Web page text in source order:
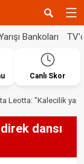
Bankoları
Canlı Skor
Leotta: "Kalecilik
dansı